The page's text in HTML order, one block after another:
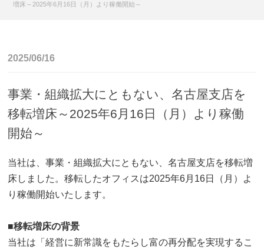
増床～2025年6月16日（月）より稼働開始～
2025/06/16
事業・組織拡大にともない、名古屋支店を
移転増床～2025年6月16日（月）より稼働
開始～
当社は、事業・組織拡大にともない、名古屋支店を移転増
床しました。移転したオフィスは2025年6月16日（月）よ
り稼働開始いたします。
■移転増床の背景
当社は「経営に新常識をもたらし富の再分配を実現するこ